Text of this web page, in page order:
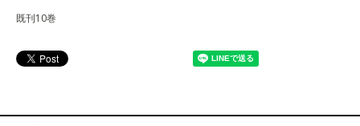
既刊10巻